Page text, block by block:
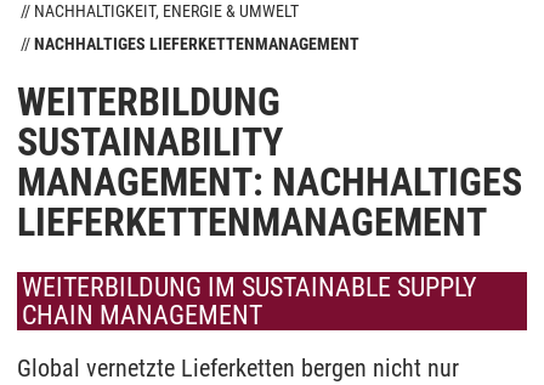
NACHHALTIGKEIT, ENERGIE & UMWELT
NACHHALTIGES LIEFERKETTENMANAGEMENT
WEITERBILDUNG
SUSTAINABILITY
MANAGEMENT: NACHHALTIGES
LIEFERKETTENMANAGEMENT
WEITERBILDUNG IM SUSTAINABLE SUPPLY
CHAIN MANAGEMENT
Global vernetzte Lieferketten bergen nicht nur